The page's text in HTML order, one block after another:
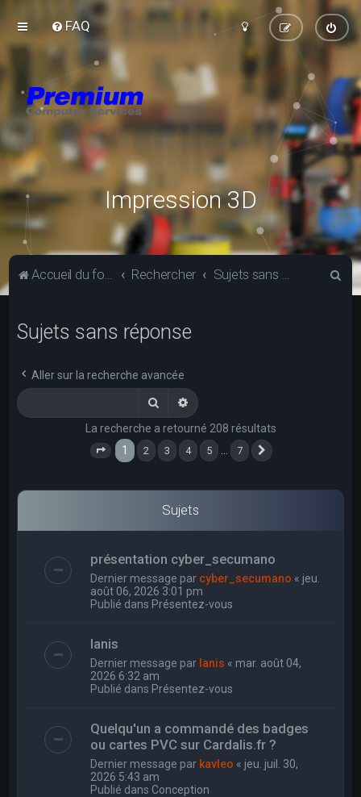
FAQ
Impression 3D
Accueil du forum Rechercher Sujets sans réponse
Sujets sans réponse
Aller sur la recherche avancée
RechercherRecherche avancée
La recherche a retourné 208 résultats
Page 1 sur
1 2 3 4 5 7
Sujets
présentation cyber_secumano
Dernier message par cyber_secumano « jeu.
août 06, 2026 3:01 pm
Publié dans Présentez-vous
Ianis
Dernier message par Ianis « mar. août 04,
2026 6:32 am
Publié dans Présentez-vous
Quelqu'un a commandé des badges
ou cartes PVC sur Cardalis.fr ?
Dernier message par kavleo « jeu. juil. 30,
2026 5:43 am
Publié dans Conception